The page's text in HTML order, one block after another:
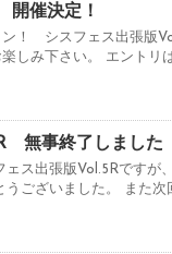
開催決定！
！ シスフェス出張版
しみ下さい。 エントリ
無事終了しました
ス出張版Vol.5Rですが
ございました。 また次